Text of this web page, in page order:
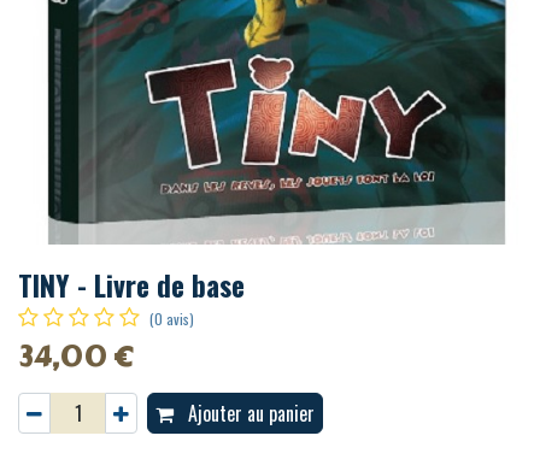
TINY - Livre de base
(0 avis)
34,00€
Ajouter au panier